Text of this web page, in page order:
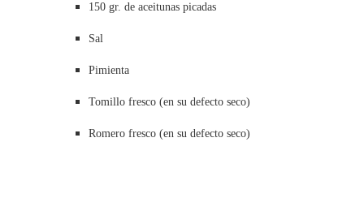
150 gr. de aceitunas picadas
Sal
Pimienta
Tomillo fresco (en su defecto seco)
Romero fresco (en su defecto seco)